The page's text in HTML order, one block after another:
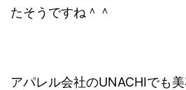
たそうですね＾＾
アパレル会社のUNACHIでも